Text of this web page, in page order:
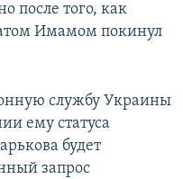
после того, как
Имамом покинул
службу Украины
ему статуса
будет
запрос